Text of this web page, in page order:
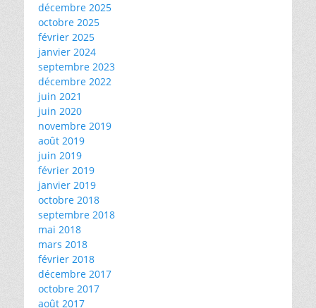
décembre 2025
octobre 2025
février 2025
janvier 2024
septembre 2023
décembre 2022
juin 2021
juin 2020
novembre 2019
août 2019
juin 2019
février 2019
janvier 2019
octobre 2018
septembre 2018
mai 2018
mars 2018
février 2018
décembre 2017
octobre 2017
août 2017